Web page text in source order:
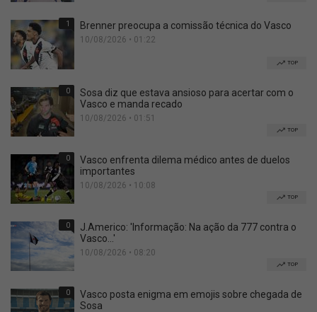
1 Brenner preocupa a comissão técnica do Vasco
10/08/2026 • 01:22
TOP
0
Sosa diz que estava ansioso para acertar com o
Vasco e manda recado
10/08/2026 • 01:51
TOP
0
Vasco enfrenta dilema médico antes de duelos
importantes
10/08/2026 • 10:08
TOP
0
J.Americo: 'Informação: Na ação da 777 contra o
Vasco...'
10/08/2026 • 08:20
TOP
0
Vasco posta enigma em emojis sobre chegada de
Sosa